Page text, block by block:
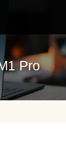
Pro